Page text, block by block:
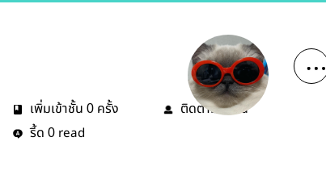
เพิ่มเข้าชั้น 0 ครั้ง ติดตาม0คน
รี้ด 0 read